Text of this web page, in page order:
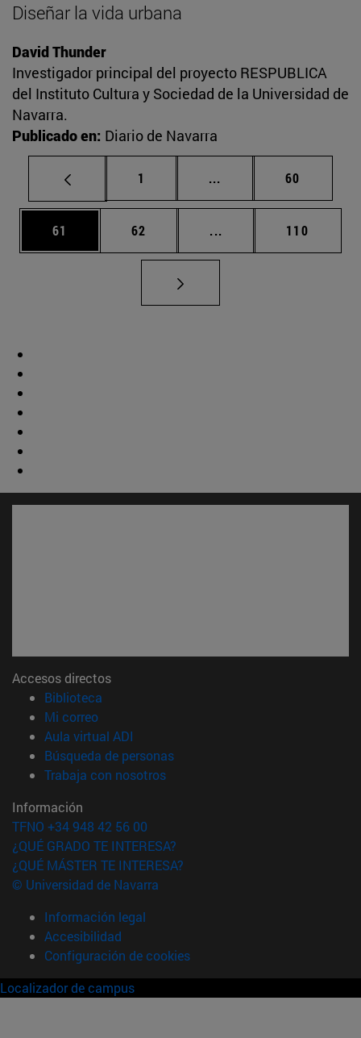
Diseñar la vida urbana
David Thunder
Investigador principal del proyecto RESPUBLICA
del Instituto Cultura y Sociedad de la Universidad de
Navarra.
Publicado en: Diario de Navarra
Página
1 ... Páginas intermedias
Página
60
Página
61 Página
62 ... Páginas intermedias
Página
110
Accesos directos
Biblioteca
Mi correo(abre en nueva ventana)
Aula virtual ADI
Búsqueda de personas(abre en nueva ventana)
Trabaja con nosotros(abre en nueva ventana)
Información
TFNO +34 948 42 56 00
¿QUÉ GRADO TE INTERESA?
¿QUÉ MÁSTER TE INTERESA?
© Universidad de Navarra
Información legal
Accesibilidad
Configuración de cookies
Localizador de campus